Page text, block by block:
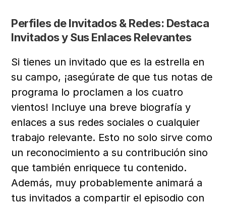
Perfiles de Invitados & Redes: Destaca
Invitados y Sus Enlaces Relevantes
Si tienes un invitado que es la estrella en
su campo, ¡asegúrate de que tus notas de
programa lo proclamen a los cuatro
vientos! Incluye una breve biografía y
enlaces a sus redes sociales o cualquier
trabajo relevante. Esto no solo sirve como
un reconocimiento a su contribución sino
que también enriquece tu contenido.
Además, muy probablemente animará a
tus invitados a compartir el episodio con